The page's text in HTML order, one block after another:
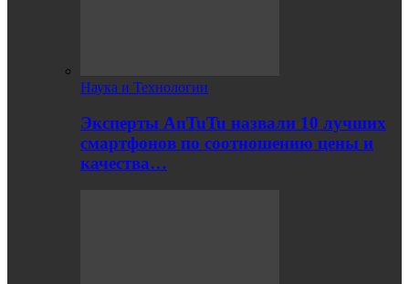
Наука и Технологии
Эксперты AnTuTu назвали 10 лучших
смартфонов по соотношению цены и
качества…